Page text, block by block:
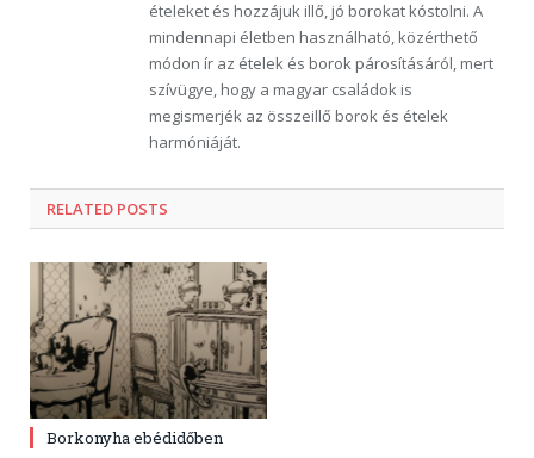
ételeket és hozzájuk illő, jó borokat kóstolni. A
mindennapi életben használható, közérthető
módon ír az ételek és borok párosításáról, mert
szívügye, hogy a magyar családok is
megismerjék az összeillő borok és ételek
harmóniáját.
RELATED POSTS
Borkonyha ebédidőben